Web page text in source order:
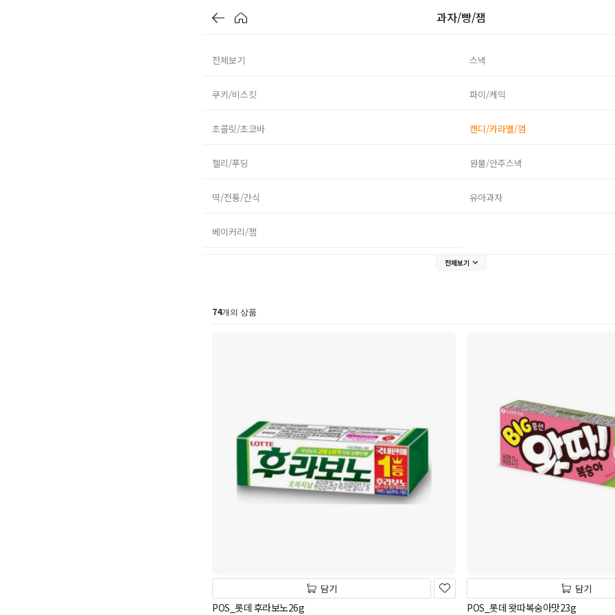
과자/빵/잼
전체보기 스낵
쿠키/비스킷 파이/케익
초콜릿/초코바 캔디/카라멜/껌
젤리/푸딩 원물/안주스낵
떡/전통/간식 유아과자
베이커리/잼
전체보기
74개의 상품
담기
POS_롯데 후라보노26g
담기
POS_롯데 왓따복숭아맛23g